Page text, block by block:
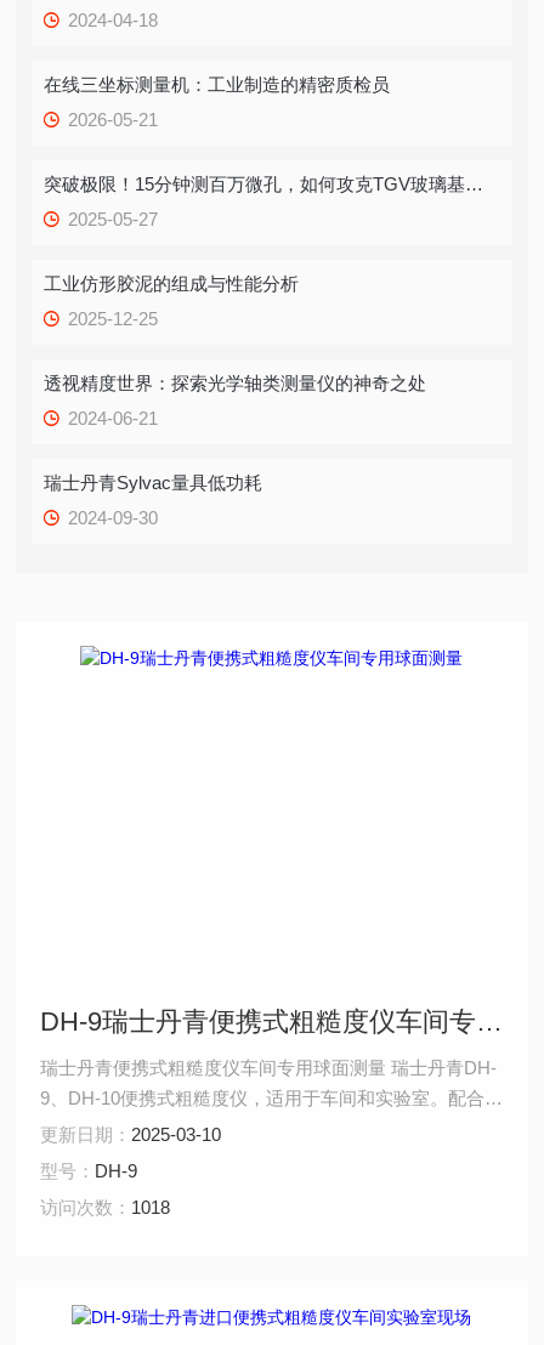
2024-04-18
在线三坐标测量机：工业制造的精密质检员
2026-05-21
突破极限！15分钟测百万微孔，如何攻克TGV玻璃基板“卡脖子”难题？
2025-05-27
工业仿形胶泥的组成与性能分析
2025-12-25
透视精度世界：探索光学轴类测量仪的神奇之处
2024-06-21
瑞士丹青Sylvac量具低功耗
2024-09-30
DH-9瑞士丹青便携式粗糙度仪车间专用球面测量
瑞士丹青便携式粗糙度仪车间专用球面测量 瑞士丹青DH-
9、DH-10便携式粗糙度仪，适用于车间和实验室。配合多
种测针可完成凹凸面、球面、齿面、小孔等特殊测量需
求。与通常测量系统相比较，由于其功能多、测量单件尺
更新日期： 2025-03-10
型号： DH-9
访问次数： 1018